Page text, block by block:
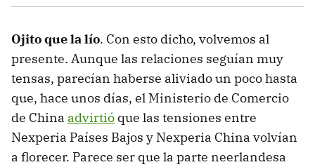
Ojito que la lío. Con esto dicho, volvemos al
presente. Aunque las relaciones seguían muy
tensas, parecían haberse aliviado un poco hasta
que, hace unos días, el Ministerio de Comercio
de China advirtió que las tensiones entre
Nexperia Países Bajos y Nexperia China volvían
a florecer. Parece ser que la parte neerlandesa